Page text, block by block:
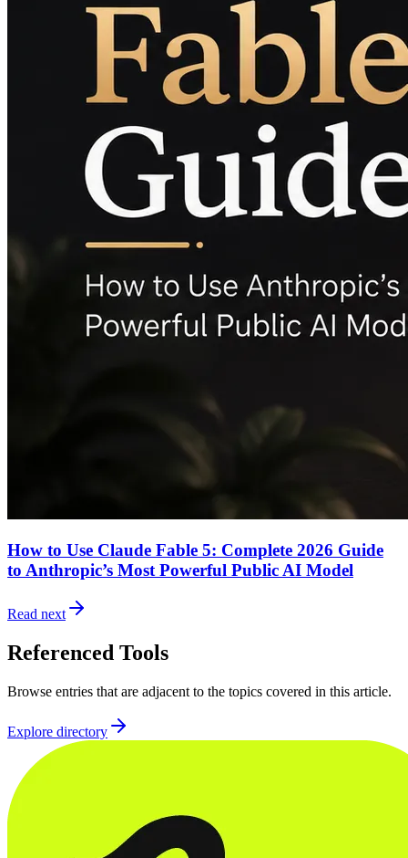
How to Use Claude Fable 5: Complete 2026 Guide
to Anthropic’s Most Powerful Public AI Model
Read next
Referenced Tools
Browse entries that are adjacent to the topics covered in this article.
Explore directory